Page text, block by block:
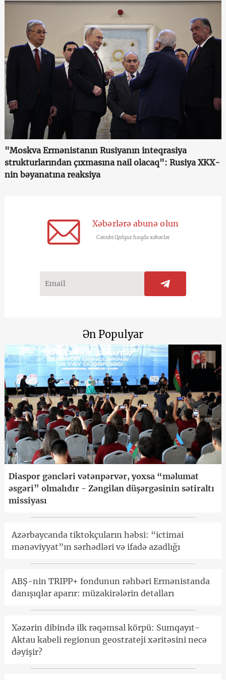
"Moskva Ermənistanın Rusiyanın inteqrasiya
strukturlarından çıxmasına nail olacaq": Rusiya XKX-
nin bəyanatına reaksiya
Xəbərlərə abunə olun
Cənubi Qafqaz haqda xəbərlər
Ən Populyar
Diaspor gəncləri vətənpərvər, yoxsa “məlumat
əsgəri” olmalıdır - Zəngilan düşərgəsinin sətiraltı
missiyası
Azərbaycanda tiktokçuların həbsi: “ictimai
mənəviyyat”ın sərhədləri və ifadə azadlığı
ABŞ-nin TRIPP+ fondunun rəhbəri Ermənistanda
danışıqlar aparır: müzakirələrin detalları
Xəzərin dibində ilk rəqəmsal körpü: Sumqayıt-
Aktau kabeli regionun geostrateji xəritəsini necə
dəyişir?